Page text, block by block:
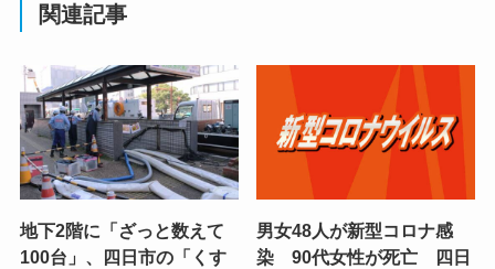
関連記事
地下2階に「ざっと数えて
100台」、四日市の「くす
男女48人が新型コロナ感
染 90代女性が死亡 四日